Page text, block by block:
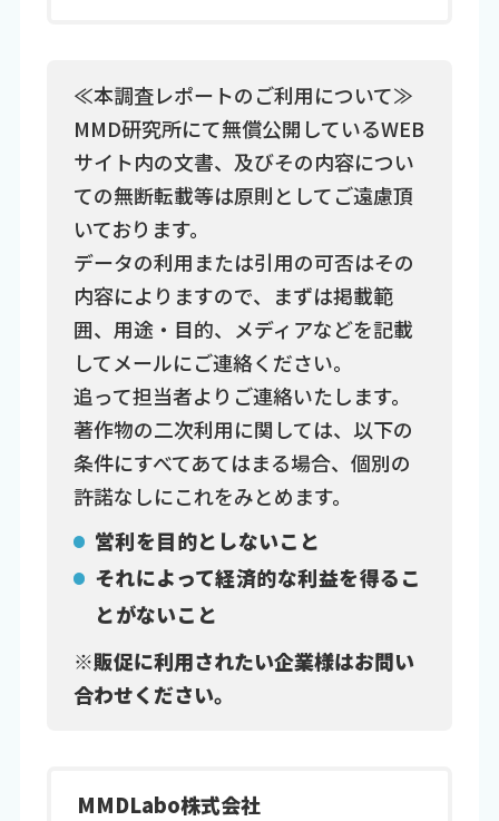
≪本調査レポートのご利用について≫
MMD研究所にて無償公開しているWEB
サイト内の文書、及びその内容につい
ての無断転載等は原則としてご遠慮頂
いております。
データの利用または引用の可否はその
内容によりますので、まずは掲載範
囲、用途・目的、メディアなどを記載
してメールにご連絡ください。
追って担当者よりご連絡いたします。
著作物の二次利用に関しては、以下の
条件にすべてあてはまる場合、個別の
許諾なしにこれをみとめます。
営利を目的としないこと
それによって経済的な利益を得るこ
とがないこと
※販促に利用されたい企業様はお問い
合わせください。
MMDLabo株式会社